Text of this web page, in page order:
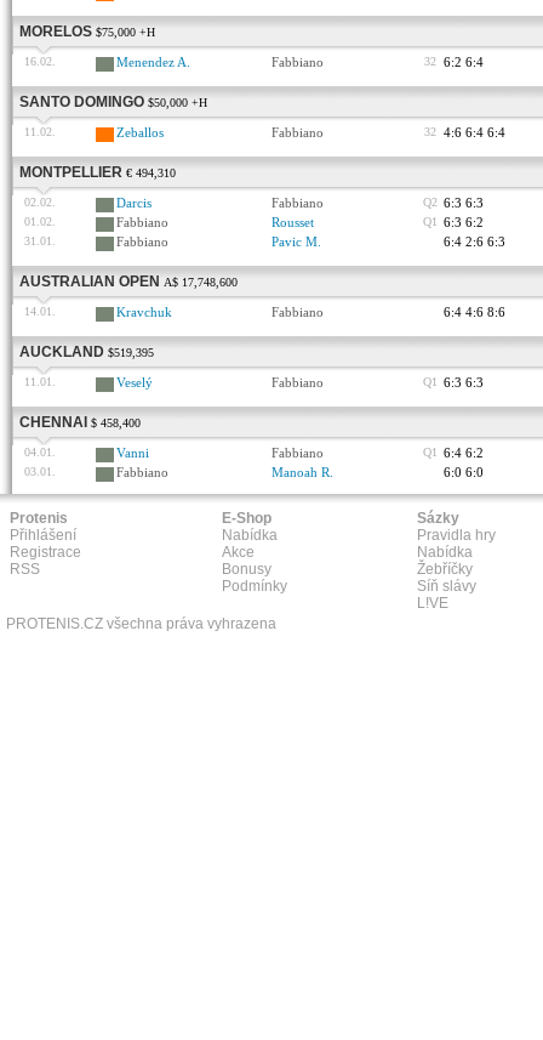
MORELOS $75,000 +H
16.02. Menendez A. Fabbiano 32 6:2 6:4
SANTO DOMINGO $50,000 +H
11.02. Zeballos Fabbiano 32 4:6 6:4 6:4
MONTPELLIER € 494,310
02.02. Darcis Fabbiano Q2 6:3 6:3
01.02. Fabbiano Rousset Q1 6:3 6:2
31.01. Fabbiano Pavic M. 6:4 2:6 6:3
AUSTRALIAN OPEN A$ 17,748,600
14.01. Kravchuk Fabbiano 6:4 4:6 8:6
AUCKLAND $519,395
11.01. Veselý Fabbiano Q1 6:3 6:3
CHENNAI $ 458,400
04.01. Vanni Fabbiano Q1 6:4 6:2
03.01. Fabbiano Manoah R. 6:0 6:0
Protenis
Přihlášení
Registrace
RSS
E-Shop
Nabídka
Akce
Bonusy
Podmínky
Sázky
Pravidla hry
Nabídka
Žebříčky
Síň slávy
L!VE
PROTENIS.CZ všechna práva vyhrazena